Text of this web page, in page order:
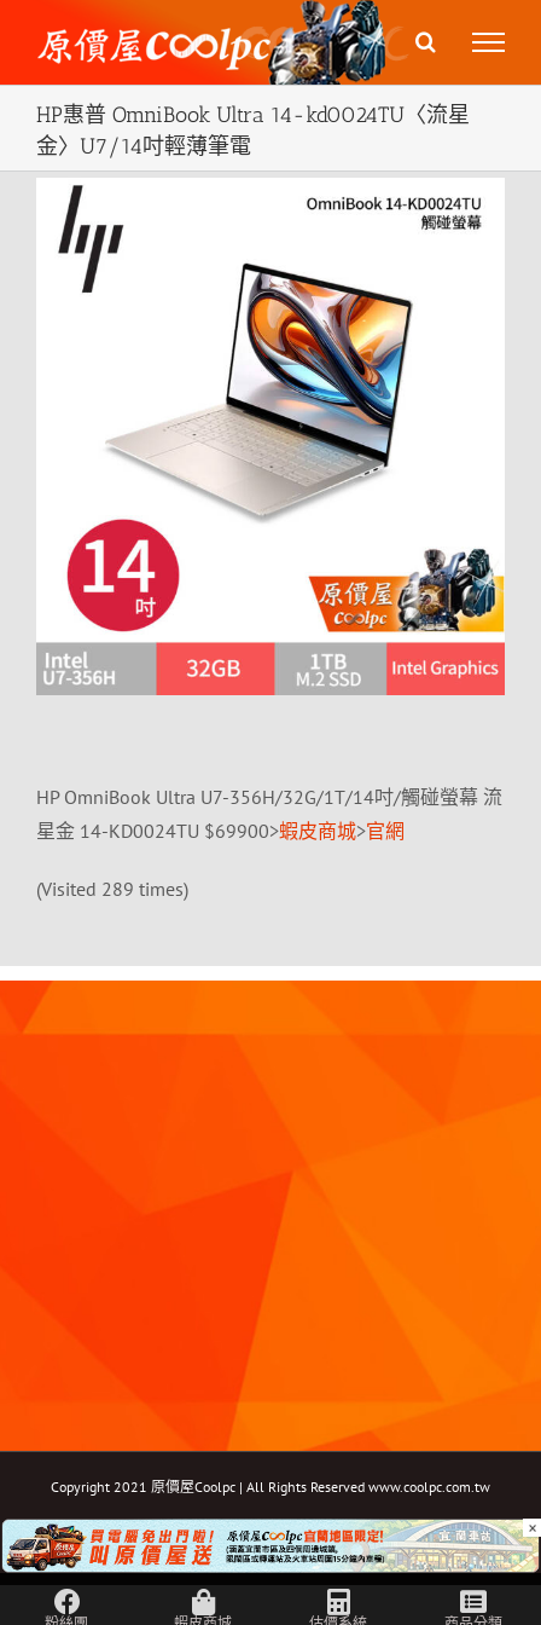
content
HP惠普 OmniBook Ultra 14-kd0024TU〈流星
金〉U7/14吋輕薄筆電
View
Larger
Image
HP OmniBook Ultra U7-356H/32G/1T/14吋/觸碰螢幕 流
星金 14-KD0024TU $69900>蝦皮商城>官網
(Visited 289 times)
Copyright 2021 原價屋Coolpc | All Rights Reserved www.coolpc.com.tw
FacebookInstagramYouTubeTwitterEmail: ×